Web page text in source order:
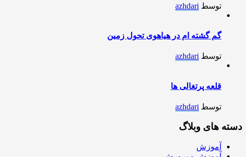
توسط azhdari
گم گشته ام در هیاهوی تحول زمین
توسط azhdari
قلعه پرتغالی ها
توسط azhdari
دسته های وبلاگ
آموزش